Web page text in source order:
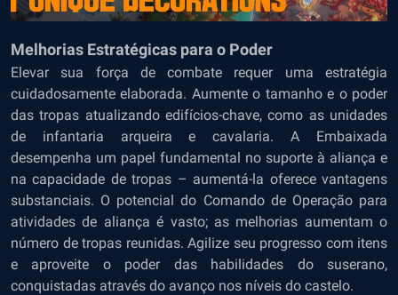
Melhorias Estratégicas para o Poder
Elevar sua força de combate requer uma estratégia
cuidadosamente elaborada. Aumente o tamanho e o poder
das tropas atualizando edifícios-chave, como as unidades
de infantaria arqueira e cavalaria. A Embaixada
desempenha um papel fundamental no suporte à aliança e
na capacidade de tropas – aumentá-la oferece vantagens
substanciais. O potencial do Comando de Operação para
atividades de aliança é vasto; as melhorias aumentam o
número de tropas reunidas. Agilize seu progresso com itens
e aproveite o poder das habilidades do suserano,
conquistadas através do avanço nos níveis do castelo.